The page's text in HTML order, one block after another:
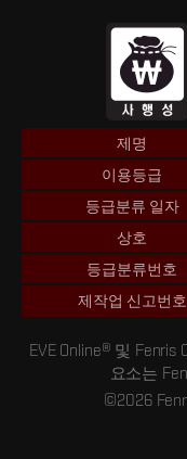
제명
이용등급
등급분류 일자
상호
등급분류번호
제작업 신고번호
EVE Online® 및
요소는
©2026